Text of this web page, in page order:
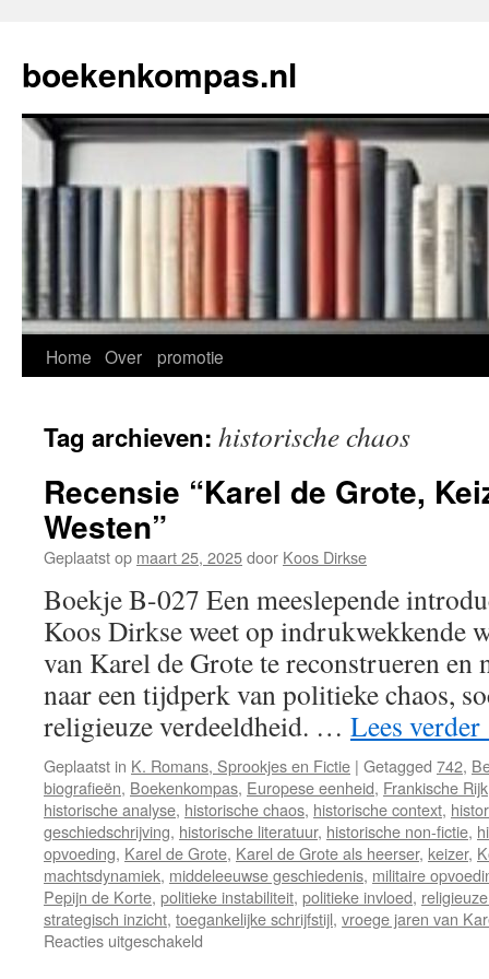
de
inhoud
boekenkompas.nl
Home Over promotie
Tag archieven: historische chaos
Recensie “Karel de Grote,
Westen”
Geplaatst op maart 25, 2025door Koos Dirkse
Boekje B-027 Een meeslepende
Koos Dirkse weet op indrukwekkende
van Karel de Grote te reconstrueren en
naar een tijdperk van politieke chaos,
religieuze verdeeldheid. … Lees verder
Geplaatst in K. Romans, Sprookjes en Fictie | Getagged 742,
biografieën, Boekenkompas, Europese eenheid, Frankische Rijk
historische analyse, historische chaos, historische context,
geschiedschrijving, historische literatuur, historische non-fictie,
opvoeding, Karel de Grote, Karel de Grote als heerser, keizer,
machtsdynamiek, middeleeuwse geschiedenis, militaire
Pepijn de Korte, politieke instabiliteit, politieke invloed,
strategisch inzicht, toegankelijke schrijfstijl, vroege jaren van
Reacties uitgeschakeld